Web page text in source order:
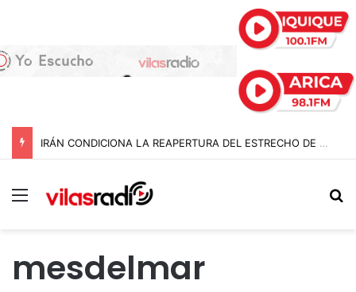
IRÁN CONDICIONA LA REAPERTURA DEL ESTRECHO DE ORMUZ Y EXIGE A ESTADOS UNIDOS EL FIN DEL BLOQUEO Y REPARACIONES DE GUERRA
Menú
mesdelmar